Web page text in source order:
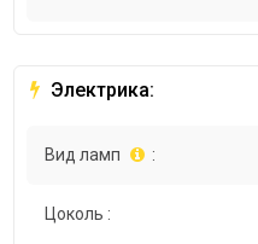
Электрика:
Вид ламп :
Цоколь :